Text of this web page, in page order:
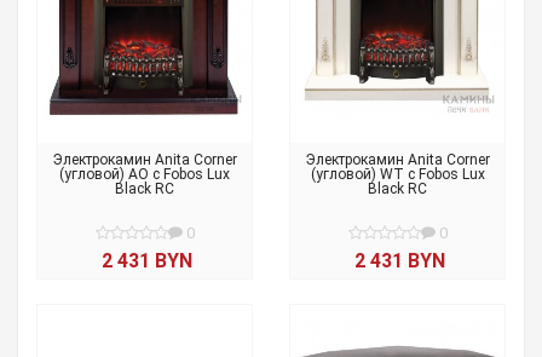
Электрокамин Anita Corner
(угловой) AO с Fobos Lux
Black RC
0
2 431 BYN
Электрокамин Anita Corner
(угловой) WT с Fobos Lux
Black RC
0
2 431 BYN